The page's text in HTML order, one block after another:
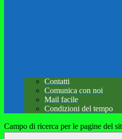
Contatti
Comunica con noi
Mail facile
Condizioni del tempo
Campo di ricerca per le pagine del